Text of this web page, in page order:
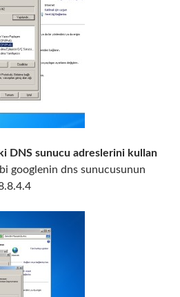
DNS sunucu adreslerini kullan
googlenin dns sunucusunun